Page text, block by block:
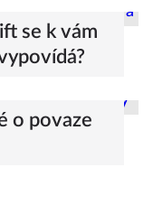
se k vám
o povaze